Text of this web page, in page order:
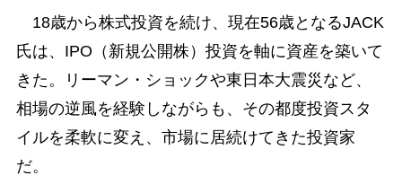
18歳から株式投資を続け、現在56歳となるJACK
氏は、IPO（新規公開株）投資を軸に資産を築いて
きた。リーマン・ショックや東日本大震災など、
相場の逆風を経験しながらも、その都度投資スタ
イルを柔軟に変え、市場に居続けてきた投資家
だ。